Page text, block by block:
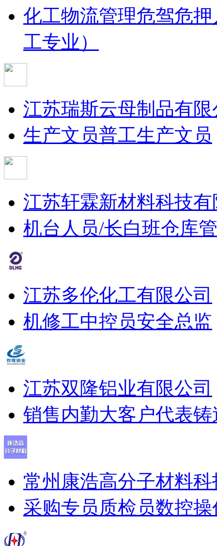
化工物流管理危驾危押
工专业）
江苏瑞斯云母制品有限
生产文员普工生产文员
江苏轩霖新材料科技
机台人员/长白班仓库
江苏多伦化工有限公司
机修工中控员安全总监
江苏双隆铝业有限公司
销售内勤大客户代表铸
常州康浩高分子材料
采购专员 质检员数控